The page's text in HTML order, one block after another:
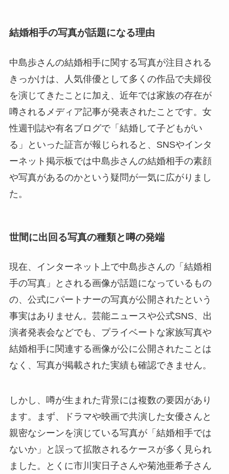
結婚相手の写真が話題になる理由
中島歩さんの結婚相手に関する写真が注目される
きっかけは、人気俳優として多くの作品で夫婦役
を演じてきたことに加え、近年では家族の存在が
噂されるメディア記事が発表されたことです。女
性週刊誌や有名ブログで「結婚して子どもがい
る」といった証言が報じられると、SNSやインタ
ーネット掲示板では中島歩さんの結婚相手の素顔
や写真があるのかという疑問が一気に広がりまし
た。
世間に出回る写真の種類と噂の発端
現在、インターネット上で中島歩さんの「結婚相
手の写真」とされる画像が話題になっているもの
の、公式にパートナーの写真が公開されたという
事実はありません。芸能ニュースや公式SNS、出
演者発表会などでも、プライベートな家族写真や
結婚相手に関連する画像が公に公開されたことは
なく、写真が掲載された実績も確認できません。
しかし、噂が生まれた背景には複数の要因があり
ます。まず、ドラマや映画で共演した女優さんと
親密なシーンを演じている写真が「結婚相手では
ないか」と誤って拡散されるケースが多く見られ
ました。とくに市川実日子さんや菊池亜希子さん